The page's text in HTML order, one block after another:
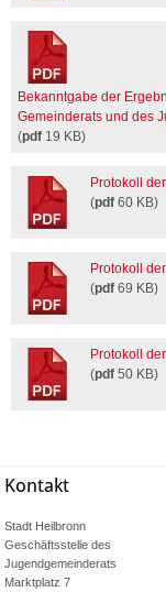
Bekanntgabe der
Gemeinderats und des
(pdf 19 KB)
Protokoll
(pdf 60 KB)
Protokoll
(pdf 69 KB)
Protokoll
(pdf 50 KB)
Kontakt
Stadt Heilbronn
Geschäftsstelle des
Jugendgemeinderats
Marktplatz 7